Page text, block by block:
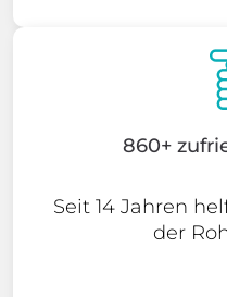
860+
Seit 14 Jahren
der